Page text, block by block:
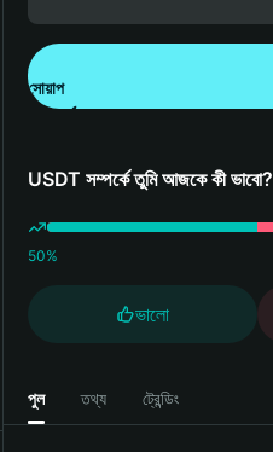
সোয়াপ
USDT সম্পর্কে তুমি আজকে কী ভাবো?
50%
ভালো
পুল তথ্য ট্রেন্ডিং